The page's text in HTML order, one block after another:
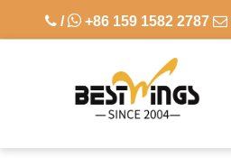
 / +86 159 1582 2787 